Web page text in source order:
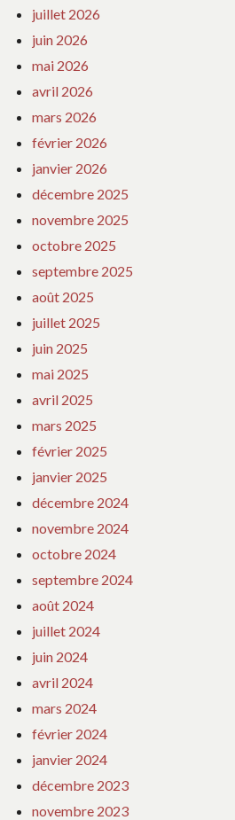
juillet 2026
juin 2026
mai 2026
avril 2026
mars 2026
février 2026
janvier 2026
décembre 2025
novembre 2025
octobre 2025
septembre 2025
août 2025
juillet 2025
juin 2025
mai 2025
avril 2025
mars 2025
février 2025
janvier 2025
décembre 2024
novembre 2024
octobre 2024
septembre 2024
août 2024
juillet 2024
juin 2024
avril 2024
mars 2024
février 2024
janvier 2024
décembre 2023
novembre 2023